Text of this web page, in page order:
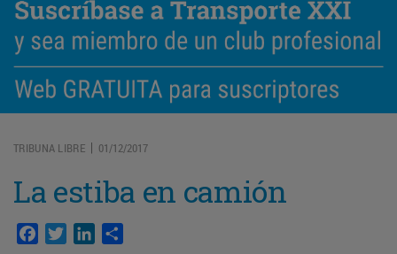
TRIBUNA LIBRE| 01/12/2017
La estiba en camión
Facebook
TwitterLinkedIn